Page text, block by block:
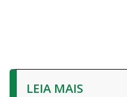
LEIA MAIS